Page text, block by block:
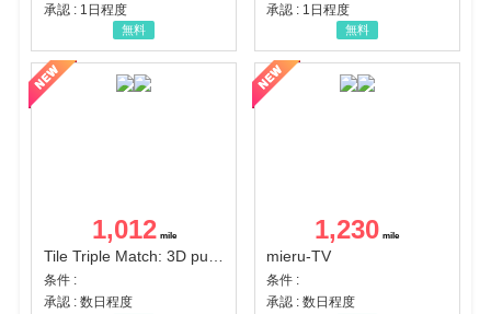
承認 : 1日程度
無料
承認 : 1日程度
無料
1,012
条件 :
承認 : 数日程度
1,230
mieru-TV
条件 :
承認 : 数日程度